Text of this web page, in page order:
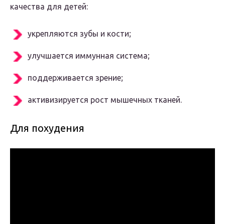
качества для детей:
укрепляются зубы и кости;
улучшается иммунная система;
поддерживается зрение;
активизируется рост мышечных тканей.
Для похудения